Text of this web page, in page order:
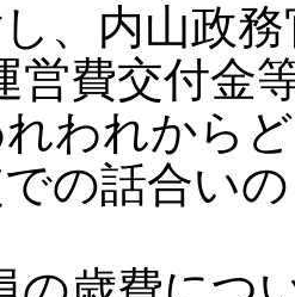
、内山政
営費交付金
われから
の話合い